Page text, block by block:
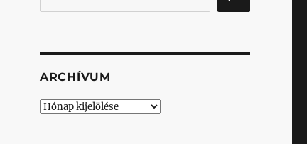
ARCHÍVUM
Archívum